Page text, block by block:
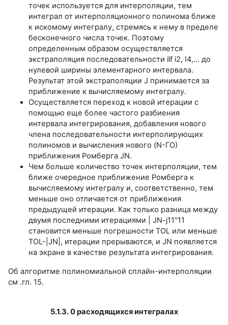
точек используется для интерполяции, тем
интеграл от интерполяционного полинома ближе
к искомому интегралу, стремясь к нему в пределе
бесконечного числа точек. Поэтому
определенным образом осуществляется
экстраполяция последовательности ilf i2, I4,... до
нулевой ширины элементарного интервала.
Результат этой экстраполяции J принимается за
приближение к вычисляемому интегралу.
Осуществляется переход к новой итерации с
помощью еще более частого разбиения
интервала интегрирования, добавления нового
члена последовательности интерполирующих
полиномов и вычисления нового (N-ГО)
приближения Ромберга JN.
Чем больше количество точек интерполяции, тем
ближе очередное приближение Ромберга к
вычисляемому интегралу и, соответственно, тем
меньше оно отличается от приближения
предыдущей итерации. Как только разница между
двумя последними итерациями | JN-j11"11
становится меньше погрешности TOL или меньше
TOL-|JN|, итерации прерываются, и JN появляется
на экране в качестве результата интегрирования.
Об алгоритме полиномиальной сплайн-интерполяции
см .гл. 15.
5.1.3. 0 расходящихся интегралах